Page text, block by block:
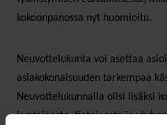
kokoonpanossa nyt huomioitu.
Neuvottelukunta voi asettaa
asiakokonaisuuden tarkempaa
Neuvottelukunnalla olisi lisäksi
kuntajaosto, tietojaosto ja